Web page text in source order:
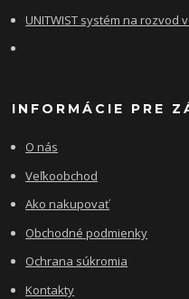
UNITWIST systém na rozvod
INFORMÁCIE PRE
O nás
Veľkoobchod
Ako nakupovať
Obchodné podmienky
Ochrana súkromia
Kontakty